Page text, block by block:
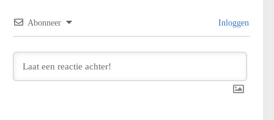
Abonneer Inloggen